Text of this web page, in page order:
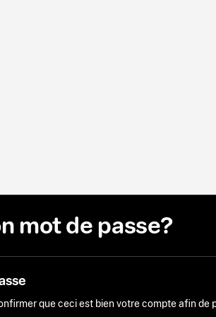
mot de passe?
que ceci est bien votre compte afin de